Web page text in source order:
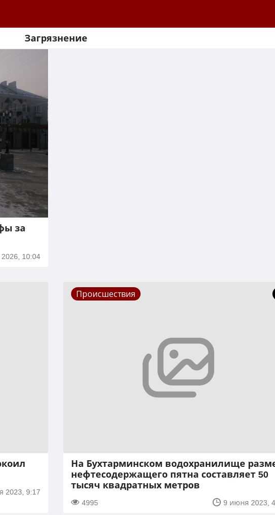
Загрязнение
за
10:04
2023, 9:17
Происшествия
На Бухтарминском водохранилище
нефтесодержащего пятна составляет 50
тысяч квадратных метров
4995 9 июня 2023,